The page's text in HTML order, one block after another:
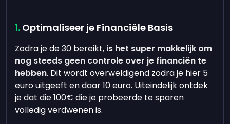
Optimaliseer je Financiële Basis
Zodra je de 30 bereikt, is het super makkelijk om
nog steeds geen controle over je financiën te
hebben. Dit wordt overweldigend zodra je hier 5
euro uitgeeft en daar 10 euro. Uiteindelijk ontdek
je dat die 100€ die je probeerde te sparen
volledig verdwenen is.